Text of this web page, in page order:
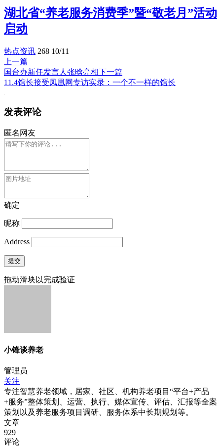
湖北省“养老服务消费季”暨“敬老月”活动
启动
热点资讯 268 10/11
上一篇
国台办新任发言人张晗亮相下一篇
11.4馆长接受凤凰网专访实录：一个不一样的馆长
发表评论
匿名网友
确定
昵称
Address
提交
拖动滑块以完成验证
小锋谈养老
管理员
关注
专注智慧养老领域，居家、社区、机构养老项目“平台+产品
+服务”整体策划、运营、执行、媒体宣传、评估、汇报等全案
策划以及养老服务项目调研、服务体系中长期规划等。
文章
929
评论